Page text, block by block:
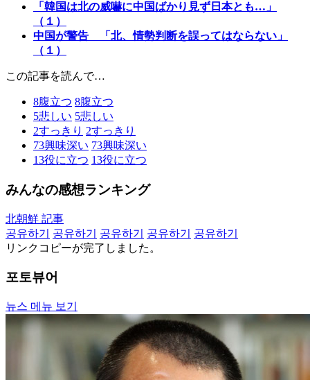
「韓国は北の威嚇に中国ばかり見ず日本とも…」
（１）
中国が警告 「北、情勢判断を誤ってはならない」
（１）
この記事を読んで…
8腹立つ 8腹立つ
5悲しい 5悲しい
2すっきり 2すっきり
73興味深い 73興味深い
13役に立つ 13役に立つ
みんなの感想ランキング
北朝鮮 記事
공유하기
공유하기 공유하기 공유하기
공유하기
リンクコピーが完了しました。
포토뷰어
뉴스 메뉴 보기